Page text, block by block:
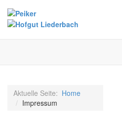
Aktuelle Seite: Home
Impressum